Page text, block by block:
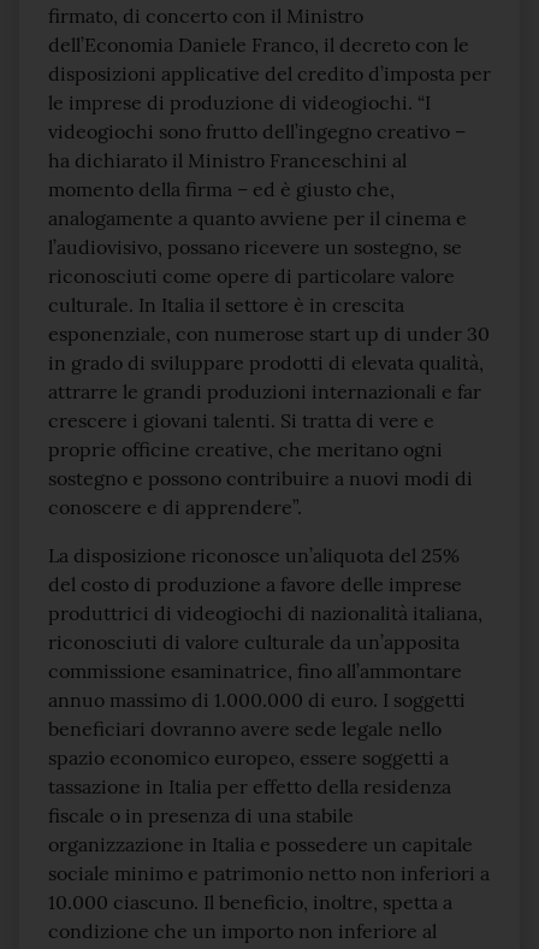
firmato, di concerto con il Ministro
dell’Economia Daniele Franco, il decreto con le
disposizioni applicative del credito d’imposta per
le imprese di produzione di videogiochi. “I
videogiochi sono frutto dell’ingegno creativo –
ha dichiarato il Ministro Franceschini al
momento della firma – ed è giusto che,
analogamente a quanto avviene per il cinema e
l’audiovisivo, possano ricevere un sostegno, se
riconosciuti come opere di particolare valore
culturale. In Italia il settore è in crescita
esponenziale, con numerose start up di under 30
in grado di sviluppare prodotti di elevata qualità,
attrarre le grandi produzioni internazionali e far
crescere i giovani talenti. Si tratta di vere e
proprie officine creative, che meritano ogni
sostegno e possono contribuire a nuovi modi di
conoscere e di apprendere”.
La disposizione riconosce un’aliquota del 25%
del costo di produzione a favore delle imprese
produttrici di videogiochi di nazionalità italiana,
riconosciuti di valore culturale da un’apposita
commissione esaminatrice, fino all’ammontare
annuo massimo di 1.000.000 di euro. I soggetti
beneficiari dovranno avere sede legale nello
spazio economico europeo, essere soggetti a
tassazione in Italia per effetto della residenza
fiscale o in presenza di una stabile
organizzazione in Italia e possedere un capitale
sociale minimo e patrimonio netto non inferiori a
10.000 ciascuno. Il beneficio, inoltre, spetta a
condizione che un importo non inferiore al